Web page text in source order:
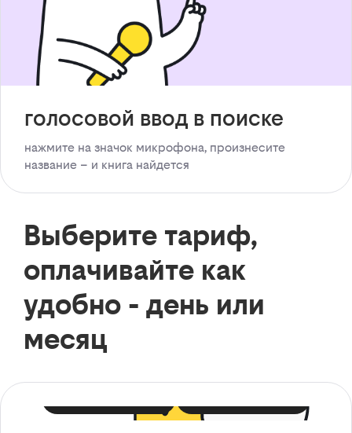
голосовой ввод в поиске
нажмите на значок микрофона, произнесите
название – и книга найдется
Выберите тариф,
оплачивайте как
удобно - день или
месяц